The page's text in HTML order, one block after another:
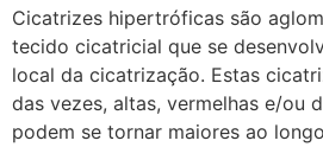
Cicatrizes hipertróficas são
tecido cicatricial que se
local da cicatrização. Estas
das vezes, altas, vermelhas e/ou
podem se tornar maiores ao